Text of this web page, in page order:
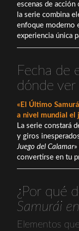
escenas de acción
la serie combina
enfoque moderno
experiencia única
Fecha de
dónde ver
«El Último
a nivel mundial el
La serie constará
y giros
Juego del Calamar»
convertirse en tu
¿Por qué
Samurái
Elementos